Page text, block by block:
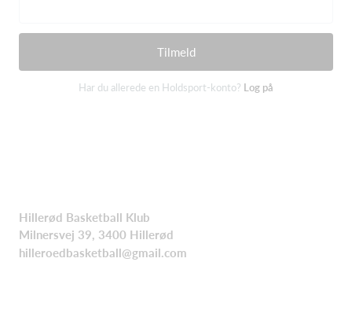
Tilmeld
Har du allerede en Holdsport-konto? Log på
Hillerød Basketball Klub
Milnersvej 39, 3400 Hillerød
hilleroedbasketball@gmail.com